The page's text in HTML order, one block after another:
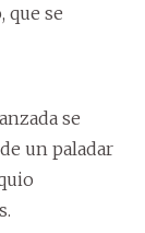
que se
se
un paladar